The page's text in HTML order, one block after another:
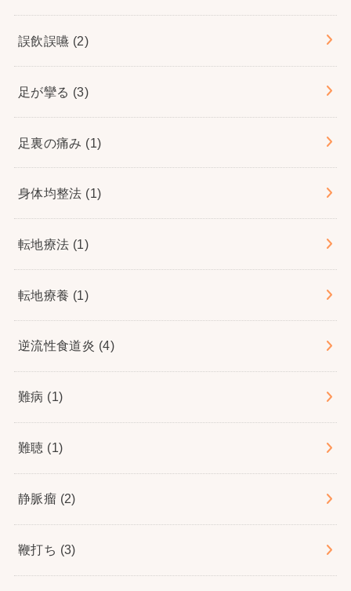
誤飲誤嚥 (2)
足が攣る (3)
足裏の痛み (1)
身体均整法 (1)
転地療法 (1)
転地療養 (1)
逆流性食道炎 (4)
難病 (1)
難聴 (1)
静脈瘤 (2)
鞭打ち (3)